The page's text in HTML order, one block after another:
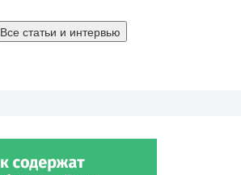
Все статьи и интервью